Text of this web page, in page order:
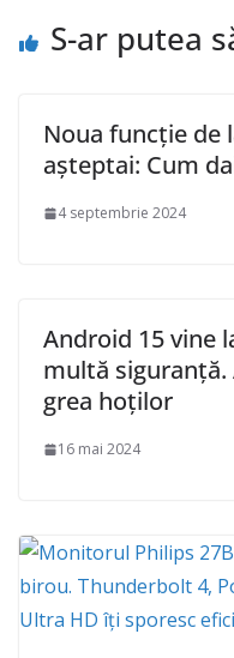
S-ar putea
Noua funcție de
așteptai: Cum
4 septembrie 2024
Android 15 vine
multă siguranță.
grea hoților
16 mai 2024